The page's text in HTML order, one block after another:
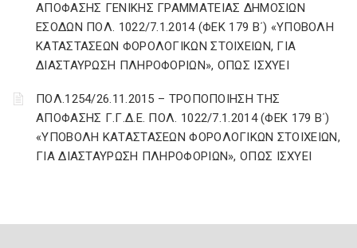
ΑΠΟΦΑΣΗΣ ΓΕΝΙΚΗΣ ΓΡΑΜΜΑΤΕΙΑΣ ΔΗΜΟΣΙΩΝ
ΕΣΟΔΩΝ ΠΟΛ. 1022/7.1.2014 (ΦΕΚ 179 Β΄) «ΥΠΟΒΟΛΗ
ΚΑΤΑΣΤΑΣΕΩΝ ΦΟΡΟΛΟΓΙΚΩΝ ΣΤΟΙΧΕΙΩΝ, ΓΙΑ
ΔΙΑΣΤΑΥΡΩΣΗ ΠΛΗΡΟΦΟΡΙΩΝ», ΟΠΩΣ ΙΣΧΥΕΙ
ΠΟΛ.1254/26.11.2015 – ΤΡΟΠΟΠΟΙΗΣΗ ΤΗΣ
ΑΠΟΦΑΣΗΣ Γ.Γ.Δ.Ε. ΠΟΛ. 1022/7.1.2014 (ΦΕΚ 179 Β΄)
«ΥΠΟΒΟΛΗ ΚΑΤΑΣΤΑΣΕΩΝ ΦΟΡΟΛΟΓΙΚΩΝ ΣΤΟΙΧΕΙΩΝ,
ΓΙΑ ΔΙΑΣΤΑΥΡΩΣΗ ΠΛΗΡΟΦΟΡΙΩΝ», ΟΠΩΣ ΙΣΧΥΕΙ